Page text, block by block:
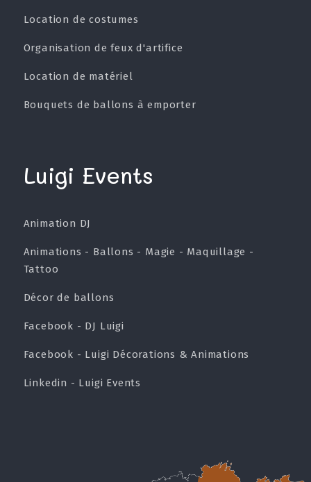
Location de costumes
Organisation de feux d'artifice
Location de matériel
Bouquets de ballons à emporter
Luigi Events
Animation DJ
Animations - Ballons - Magie - Maquillage -
Tattoo
Décor de ballons
Facebook - DJ Luigi
Facebook - Luigi Décorations & Animations
Linkedin - Luigi Events